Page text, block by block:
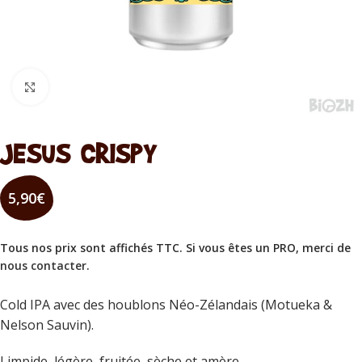
JESUS CRISPY
5,90€
Tous nos prix sont affichés TTC. Si vous êtes un PRO, merci de
nous contacter.
Cold IPA avec des houblons Néo-Zélandais (Motueka &
Nelson Sauvin).